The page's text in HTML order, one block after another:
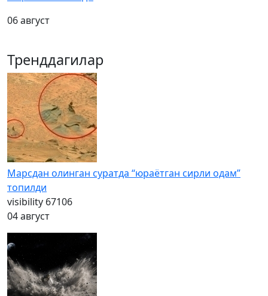
06 август
Тренддагилар
Марсдан олинган суратда “юраётган сирли одам”
топилди
visibility 67106
04 август